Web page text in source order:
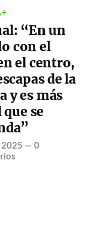
“En un
con el
el centro,
de la
y es más
se
—0